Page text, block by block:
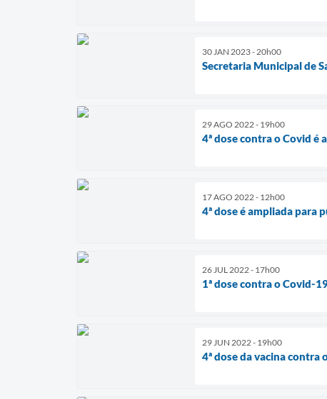
30 JAN 2023 - 20h00
Secretaria Municipal de
29 AGO 2022 - 19h00
4ª dose contra o Covid é
17 AGO 2022 - 12h00
4ª dose é ampliada para
26 JUL 2022 - 17h00
1ª dose contra o Covid-
29 JUN 2022 - 19h00
4ª dose da vacina contra